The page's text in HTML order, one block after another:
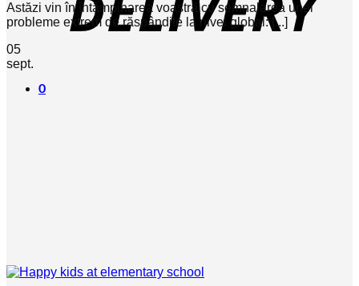
0
Astăzi vin în întâmpinarea voastră cu semnalarea unei
probleme extrem de răspândite la nivel global: [...]
05
sept.